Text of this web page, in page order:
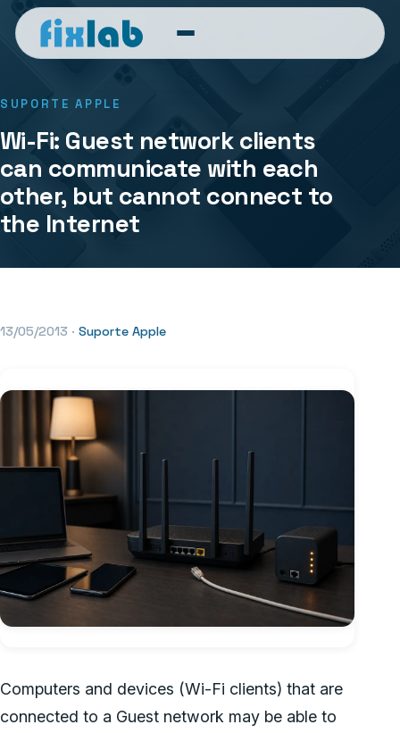
SUPORTE APPLE
Wi-Fi: Guest network clients
can communicate with each
other, but cannot connect to
the Internet
13/05/2013 · Suporte Apple
Computers and devices (Wi-Fi clients) that are
connected to a Guest network may be able to